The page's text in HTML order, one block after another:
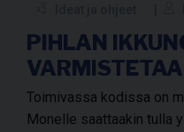
PIHLAN
Toimivassa kodissa on
Monelle saattaakin tulla